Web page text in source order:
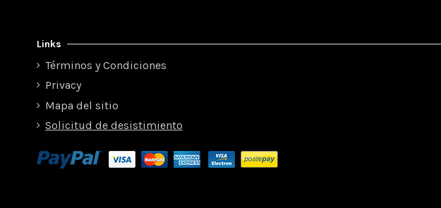
Links
Términos y Condiciones
Privacy
Mapa del sitio
Solicitud de desistimiento